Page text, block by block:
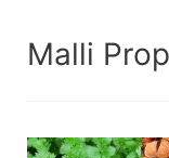
Malli